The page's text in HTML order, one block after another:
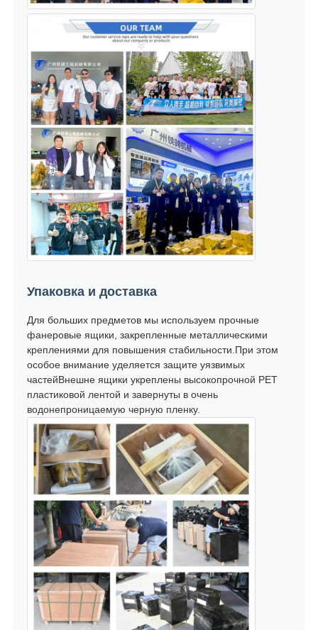
Упаковка и доставка
Для больших предметов мы используем прочные
фанеровые ящики, закрепленные металлическими
креплениями для повышения стабильности.При этом
особое внимание уделяется защите уязвимых
частейВнешне ящики укреплены высокопрочной PET
пластиковой лентой и завернуты в очень
водонепроницаемую черную пленку.